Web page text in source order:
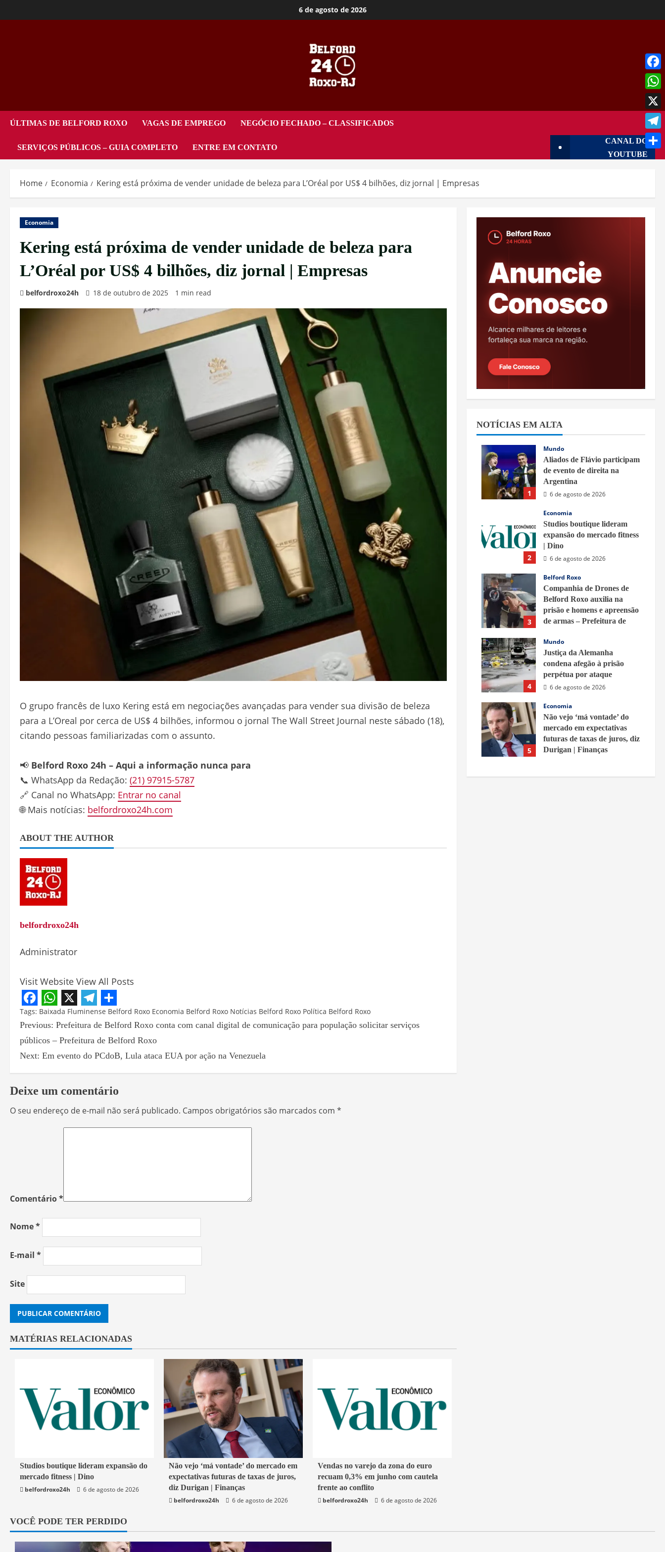
6 de agosto de 2026
ÚLTIMAS DE BELFORD ROXO VAGAS DE EMPREGO NEGÓCIO FECHADO – CLASSIFICADOS
SERVIÇOS PÚBLICOS – GUIA COMPLETO ENTRE EM CONTATO
CANAL DO
YOUTUBE
Home Economia Kering está próxima de vender unidade de beleza para L’Oréal por US$ 4 bilhões, diz jornal | Empresas
Economia
Kering está próxima de vender unidade de beleza para
L’Oréal por US$ 4 bilhões, diz jornal | Empresas
belfordroxo24h 18 de outubro de 2025 1 min read
O grupo francês de luxo Kering está em negociações avançadas para vender sua divisão de beleza
para a L’Oreal por cerca de US$ 4 bilhões, informou o jornal The Wall Street Journal neste sábado (18),
citando pessoas familiarizadas com o assunto.
📢 Belford Roxo 24h – Aqui a informação nunca para
📞 WhatsApp da Redação: (21) 97915-5787
🔗 Canal no WhatsApp: Entrar no canal
🌐 Mais notícias: belfordroxo24h.com
ABOUT THE AUTHOR
belfordroxo24h
Administrator
Visit Website View All Posts
Facebook
WhatsApp
X Telegram
Share
Tags: Baixada Fluminense Belford Roxo Economia Belford Roxo Notícias Belford Roxo Política Belford Roxo
Previous: Prefeitura de Belford Roxo conta com canal digital de comunicação para população solicitar serviços
públicos – Prefeitura de Belford Roxo
Next: Em evento do PCdoB, Lula ataca EUA por ação na Venezuela
Deixe um comentário
O seu endereço de e-mail não será publicado. Campos obrigatórios são marcados com *
Comentário*
Nome*
E-mail *
Site
MATÉRIAS RELACIONADAS
4 min read
Economia
Studios boutique lideram expansão do
mercado fitness | Dino
belfordroxo24h
6 de agosto de 2026
1 min read
Economia
Não vejo ‘má vontade’ do mercado em
expectativas futuras de taxas de juros,
diz Durigan | Finanças
belfordroxo24h
6 de agosto de 2026
1 min read
Economia
Vendas no varejo da zona do euro
recuam 0,3% em junho com cautela
frente ao conflito
belfordroxo24h
6 de agosto de 2026
NOTÍCIAS EM ALTA
1
Mundo
Aliados de Flávio participam
de evento de direita na
Argentina
6 de agosto de 2026
2
Economia
Studios boutique lideram
expansão do mercado fitness
| Dino
6 de agosto de 2026
3
Belford Roxo
Companhia de Drones de
Belford Roxo auxilia na
prisão e homens e apreensão
de armas – Prefeitura de
6 de agosto de 2026
4
Mundo
Justiça da Alemanha
condena afegão à prisão
perpétua por ataque
6 de agosto de 2026
5
Economia
Não vejo ‘má vontade’ do
mercado em expectativas
futuras de taxas de juros, diz
Durigan | Finanças
VOCÊ PODE TER PERDIDO
X